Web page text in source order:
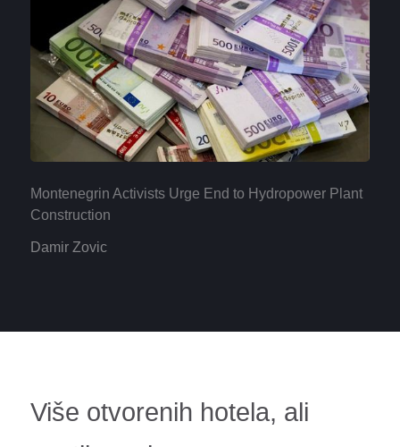
Montenegrin Activists Urge End to Hydropower Plant
Construction
Damir Zovic
Više otvorenih hotela, ali